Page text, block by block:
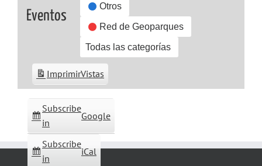
Eventos
Otros
Red de Geoparques
Todas las categorías
Subscribe
in
Google
Subscribe
in
iCal
ImprimirVistas